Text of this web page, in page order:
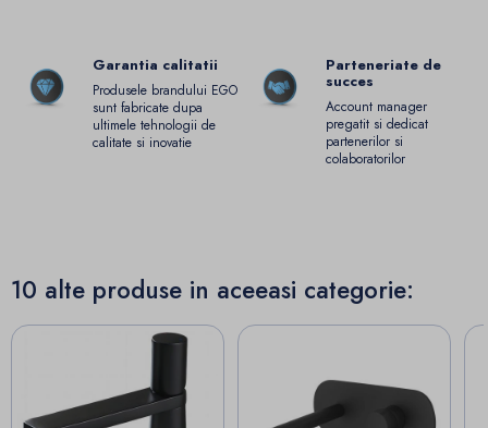
Garantia calitatii
Produsele brandului EGO
sunt fabricate dupa
ultimele tehnologii de
calitate si inovatie
Parteneriate de
succes
Account manager
pregatit si dedicat
partenerilor si
colaboratorilor
10 alte produse in aceeasi categorie: